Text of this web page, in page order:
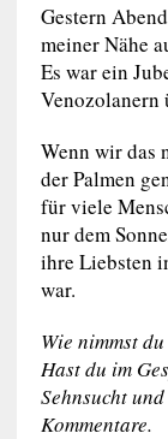
Gestern
meiner Nähe
Es war ein
Venozolanern
Wenn wir das
der Palmen
für viele
nur dem
ihre Liebsten
war.
Wie nimmst
Hast du im
Sehnsucht
Kommentare.